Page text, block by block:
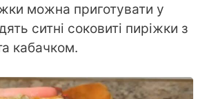
можна приготувати у
ситні соковиті пиріжки з
кабачком.